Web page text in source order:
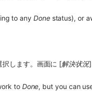
to any Done status), or
択します。画面に [解決状況
to Done, but you can